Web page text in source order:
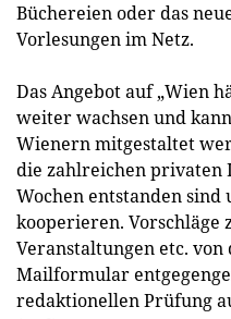
Büchereien oder das
Vorlesungen im Netz.
Das Angebot auf „Wien
weiter wachsen und
Wienern mitgestaltet
die zahlreichen privaten
Wochen entstanden
kooperieren. Vorschläge
Veranstaltungen etc.
Mailformular
redaktionellen Prüfung